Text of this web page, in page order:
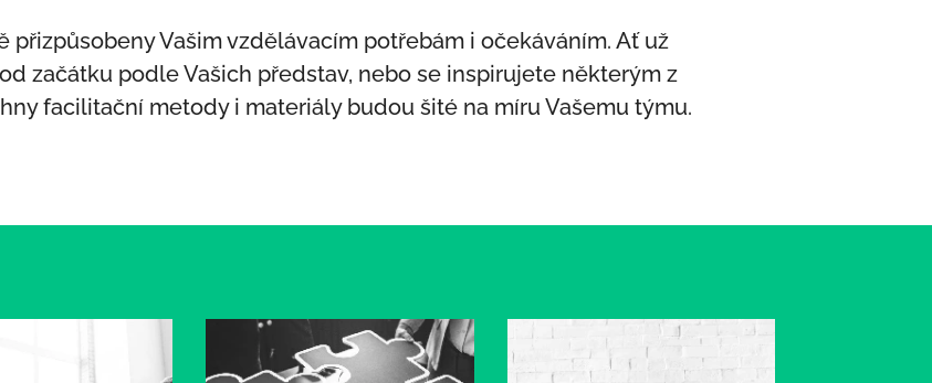
přizpůsobeny Vašim vzdělávacím potřebám i očekáváním. Ať už
začátku podle Vašich představ, nebo se inspirujete některým z
facilitační metody i materiály budou šité na míru Vašemu týmu.